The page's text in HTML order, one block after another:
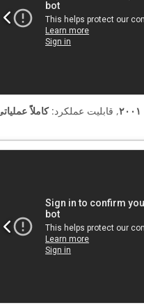
۲۰۰۱, قابلیت عملکرد:کاملاً